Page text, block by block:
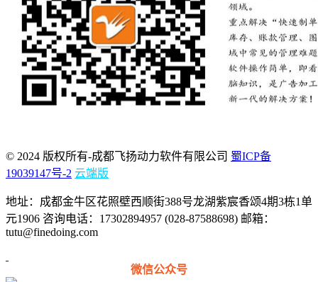
© 2024 版权所有-成都飞扬动力软件有限公司 蜀ICP备
19039147号-2 云端版
地址：成都金牛区花照壁西顺街388号龙湖紫宸香颂4期3栋1单
元1906 咨询电话：17302894957 (028-87588698) 邮箱：
tutu@finedoing.com
微信公众号